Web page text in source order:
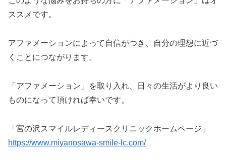
ススメです。
アファメーションによって自信がつき、自分の理想に近づ
くことにつながります。
「アファメーション」を取り入れ、日々の生活がより良い
ものになって頂ければ幸いです。
「宮の沢スマイルレディースクリニックホームページ」
https://www.miyanosawa-smile-lc.com/